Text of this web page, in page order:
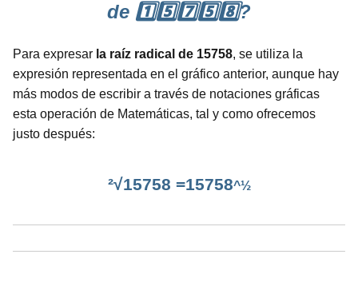
de 1️⃣5️⃣7️⃣5️⃣8️⃣?
Para expresar la raíz radical de 15758, se utiliza la
expresión representada en el gráfico anterior, aunque hay
más modos de escribir a través de notaciones gráficas
esta operación de Matemáticas, tal y como ofrecemos
justo después:
²√15758 =15758^½